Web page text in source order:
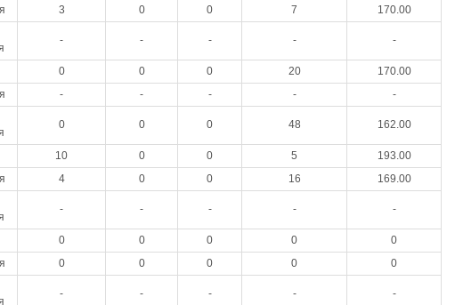
3 0 0 7
170.00
- - - - -
0 0 0 20
170.00
- - - -
-
0 0 0 48 162.00
10 0 0 5
193.00
4 0 0 16
169.00
- - - - -
0 0 0 0
0
0 0 0 0
0
- - - - -